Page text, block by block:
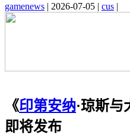
gamenews | 2026-07-05 | cus |
《印第安纳·琼斯
即将发布